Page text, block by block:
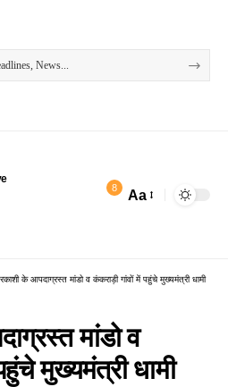
8 Aa
के आपदाग्रस्त मांडो व कंकराड़ी गांवों में पहुंचे मुख्यमंत्री धामी
मांडो व
मुख्यमंत्री धामी